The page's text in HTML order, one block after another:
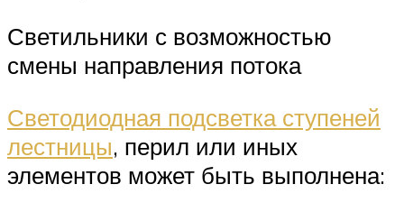
Светильники с возможностью
смены направления потока
Светодиодная подсветка ступеней
лестницы, перил или иных
элементов может быть выполнена: